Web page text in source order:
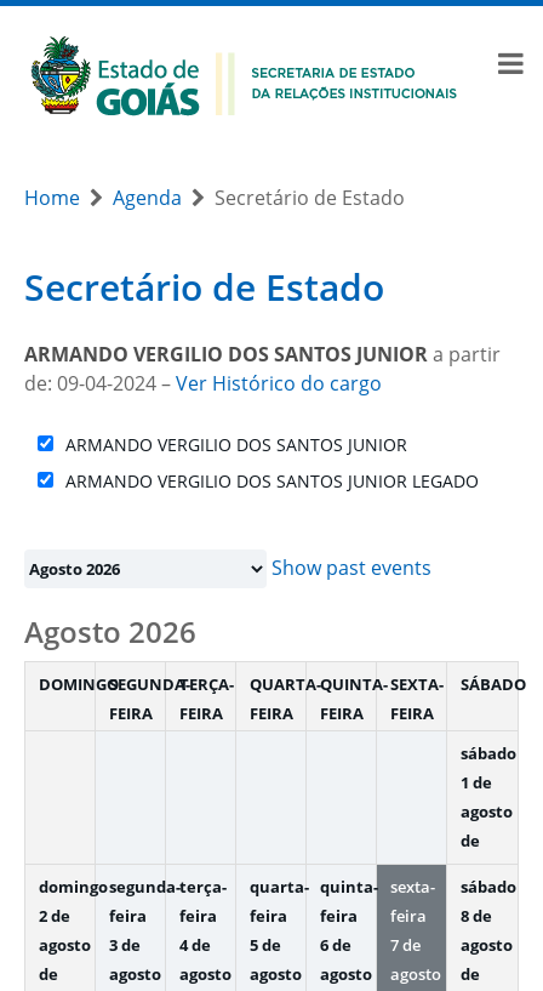
Home Agenda Secretário de Estado
Secretário de Estado
ARMANDO VERGILIO DOS SANTOS JUNIORa partir
de: 09-04-2024 –Ver Histórico do cargo
ARMANDO VERGILIO DOS SANTOS JUNIOR
ARMANDO VERGILIO DOS SANTOS JUNIOR LEGADO
selection
Show past events
Agosto 2026
DOMINGOSEGUNDA-
FEIRA
TERÇA-
FEIRA
QUARTA-
FEIRA
QUINTA-
FEIRA
SEXTA-
FEIRA
SÁBADO
sábado
1 de
agosto
de
domingo
2 de
agosto
de
segunda-
feira
3 de
agosto
terça-
feira
4 de
agosto
quarta-
feira
5 de
agosto
quinta-
feira
6 de
agosto
sexta-
feira
7 de
agosto
sábado
8 de
agosto
de